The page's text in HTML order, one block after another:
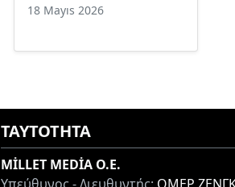
18 Mayıs 2026
ΤΑΥΤΟΤΗΤΑ
MİLLET MEDİA O.E.